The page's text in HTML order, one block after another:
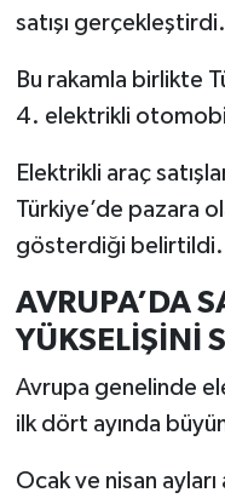
satışı gerçekleştirdi.
Bu rakamla birlikte
4. elektrikli
Elektrikli araç
Türkiye’de pazara
gösterdiği belirtildi.
AVRUPA’DA
YÜKSELİŞİNİ
Avrupa genelinde
ilk dört ayında
Ocak ve nisan
İlçeler
Köşe Yazıları
Kültür Sanat
Kütahya
Magazin
Otomobil
Pazarlar
Politika